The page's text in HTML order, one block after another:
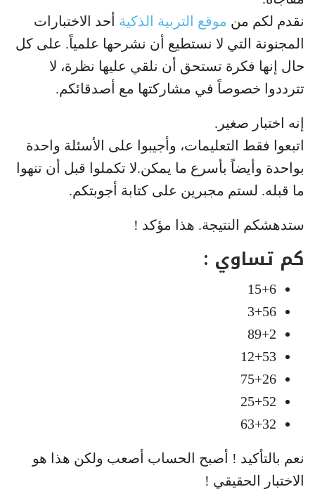
نقدم لكم من موقع التربية الذكية أحد الاختبارات
المجنونة التي لا نستطيع أن نشرحها علمياً. على كل
حال إنها فكرة تستحق أن نلقي عليها نظرة، لا
تترددوا خصوصاً في مشاركتها مع أصدقائكم.
إنه اختبار صغير.
اتبعوا فقط التعليمات، وأجيبوا على الأسئلة واحدة
بواحدة وأيضاً بأسرع ما يمكن.لا تكملوا قبل أن تنهوا
ما قبله. لستم مجبرين على كتابة أجوبتكم.
ستدهشكم النتيجة. هذا مؤكد !
كم تساوي :
15+6
3+56
89+2
12+53
75+26
25+52
63+32
نعم بالتأكيد ! أصبح الحساب أصعب ولكن هذا هو
الاختبار الحقيقي !